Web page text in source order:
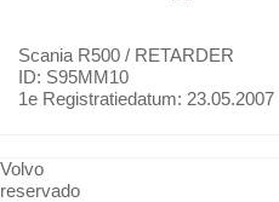
Scania R500 / RETARDER
ID: S95MM10
1e Registratiedatum: 23.05.2007
Volvo
reservado